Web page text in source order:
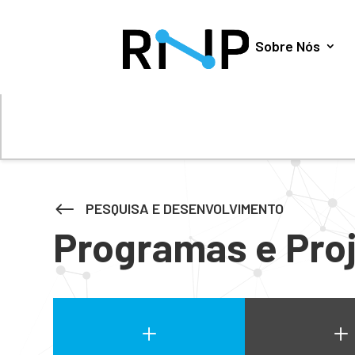
Utilizamos cookies para oferecer melhorSobre Nós
# PESQUISA E DESENVOLVIMENTO
Programas e
L L